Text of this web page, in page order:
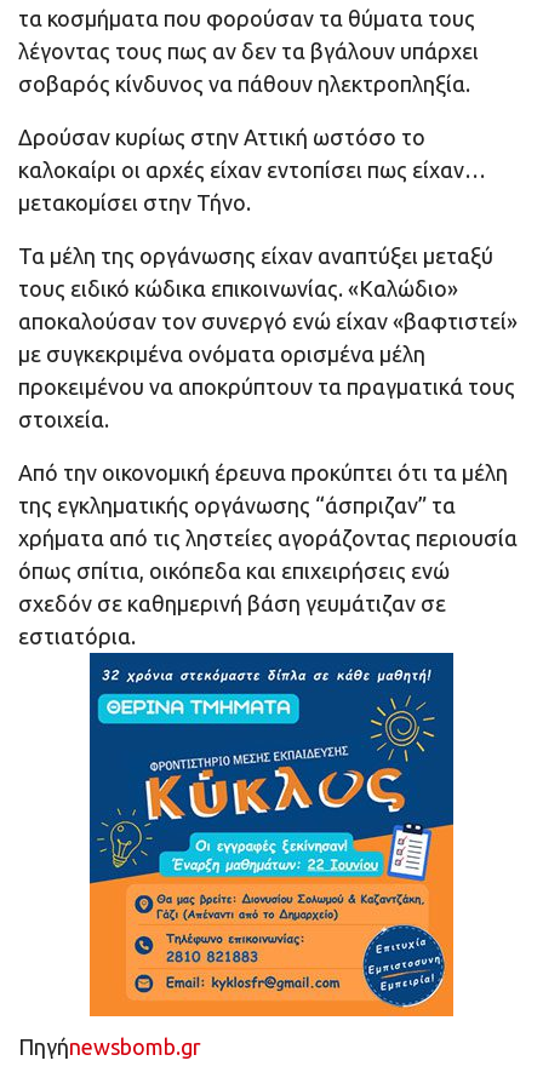
τα κοσμήματα που φορούσαν τα θύματα τους
λέγοντας τους πως αν δεν τα βγάλουν υπάρχει
σοβαρός κίνδυνος να πάθουν ηλεκτροπληξία.
Δρούσαν κυρίως στην Αττική ωστόσο το
καλοκαίρι οι αρχές είχαν εντοπίσει πως είχαν…
μετακομίσει στην Τήνο.
Τα μέλη της οργάνωσης είχαν αναπτύξει μεταξύ
τους ειδικό κώδικα επικοινωνίας. «Καλώδιο»
αποκαλούσαν τον συνεργό ενώ είχαν «βαφτιστεί»
με συγκεκριμένα ονόματα ορισμένα μέλη
προκειμένου να αποκρύπτουν τα πραγματικά τους
στοιχεία.
Από την οικονομική έρευνα προκύπτει ότι τα μέλη
της εγκληματικής οργάνωσης “άσπριζαν” τα
χρήματα από τις ληστείες αγοράζοντας περιουσία
όπως σπίτια, οικόπεδα και επιχειρήσεις ενώ
σχεδόν σε καθημερινή βάση γευμάτιζαν σε
εστιατόρια.
Πηγήnewsbomb.gr